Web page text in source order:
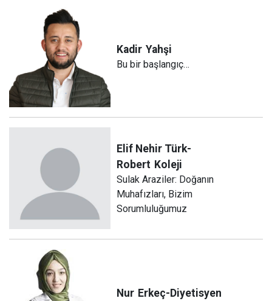
Kadir Yahşi
Bu bir başlangıç…
Elif Nehir Türk-
Robert Koleji
Sulak Araziler: Doğanın
Muhafızları, Bizim
Sorumluluğumuz
Nur Erkeç-Diyetisyen